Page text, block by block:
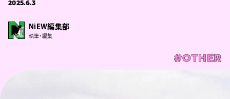
2025.6.3
NiEW編集部
執筆・編集
#OTHER